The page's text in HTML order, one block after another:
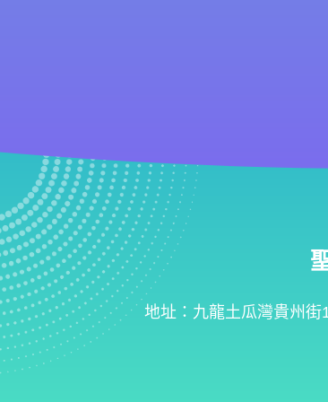
地址：九龍土瓜灣貴州街